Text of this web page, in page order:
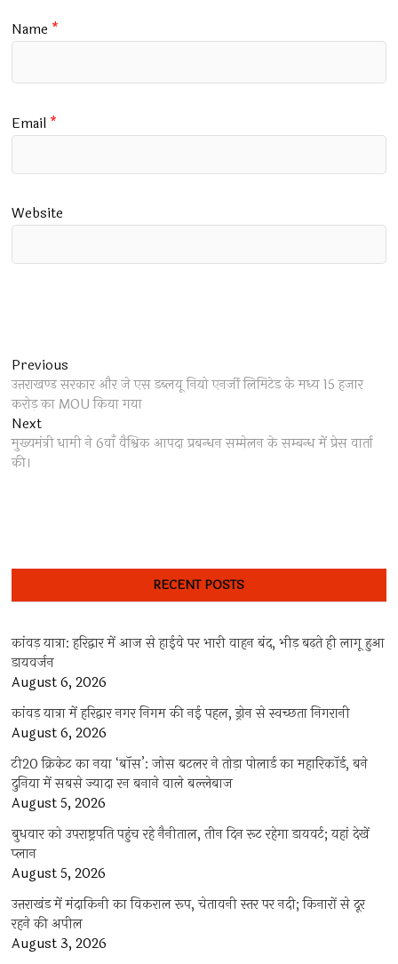
Name *
Email *
Website
Post
navigation
Previous
post:
उत्तराखण्ड सरकार और जे एस डब्लयू नियो एनर्जी लिमिटेड के मध्य 15 हजार
करोड़ का MOU किया गया
NextNext
post:
मुख्यमंत्री धामी ने 6वाँ वैश्विक आपदा प्रबन्धन सम्मेलन के सम्बन्ध में प्रेस वार्ता
की।
RECENT POSTS
कांवड़ यात्रा: हरिद्वार में आज से हाईवे पर भारी वाहन बंद, भीड़ बढ़ते ही लागू हुआ
डायवर्जन
August 6, 2026
कांवड़ यात्रा में हरिद्वार नगर निगम की नई पहल, ड्रोन से स्वच्छता निगरानी
August 6, 2026
टी20 क्रिकेट का नया ‘बॉस’: जोस बटलर ने तोड़ा पोलार्ड का महारिकॉर्ड, बने
दुनिया में सबसे ज्यादा रन बनाने वाले बल्लेबाज
August 5, 2026
बुधवार को उपराष्ट्रपति पहुंच रहे नैनीताल, तीन दिन रूट रहेगा डायवर्ट; यहां देखें
प्‍लान
August 5, 2026
उत्तराखंड में मंदाकिनी का विकराल रूप, चेतावनी स्तर पर नदी; किनारों से दूर
रहने की अपील
August 3, 2026